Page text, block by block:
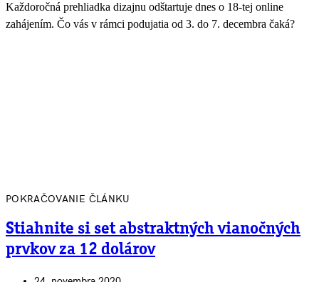
Každoročná prehliadka dizajnu odštartuje dnes o 18-tej online
zahájením. Čo vás v rámci podujatia od 3. do 7. decembra čaká?
POKRAČOVANIE ČLÁNKU
Stiahnite si set abstraktných vianočných
prvkov za 12 dolárov